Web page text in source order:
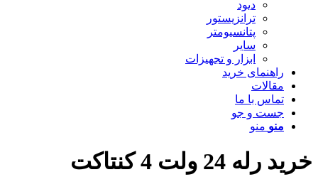
دیود
ترانزیستور
پتانسیومتر
سایر
ابزار و تجهیزات
راهنمای خرید
مقالات
تماس با ما
جست و جو
منو منو
خرید رله 24 ولت 4 کنتاکت